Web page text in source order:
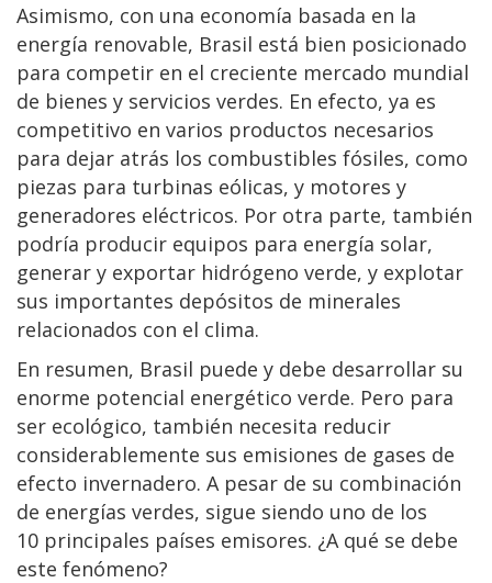
Asimismo, con una economía basada en la
energía renovable, Brasil está bien posicionado
para competir en el creciente mercado mundial
de bienes y servicios verdes. En efecto, ya es
competitivo en varios productos necesarios
para dejar atrás los combustibles fósiles, como
piezas para turbinas eólicas, y motores y
generadores eléctricos. Por otra parte, también
podría producir equipos para energía solar,
generar y exportar hidrógeno verde, y explotar
sus importantes depósitos de minerales
relacionados con el clima.
En resumen, Brasil puede y debe desarrollar su
enorme potencial energético verde. Pero para
ser ecológico, también necesita reducir
considerablemente sus emisiones de gases de
efecto invernadero. A pesar de su combinación
de energías verdes, sigue siendo uno de los
10 principales países emisores. ¿A qué se debe
este fenómeno?